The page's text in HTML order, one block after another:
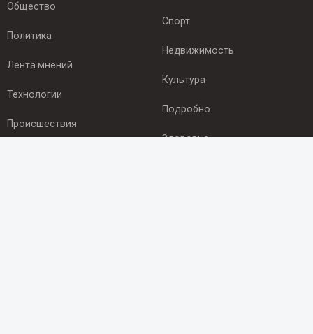
Общество
Политика
Лента мнений
Технологии
Происшествия
Спорт
Недвижимость
Культура
Подробно
Здоровье